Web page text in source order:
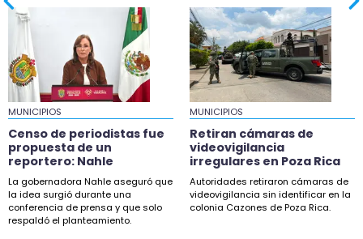
Un tesoro histórico espera a visitantes en el
puerto de Veracruz
3:56
10 años sin David: mamá acusa a sus amigos de
entregarlo a cártel
3:25
Asesinan a balazos a taxista tras ataque cerca
de su domicilio en Acayucan
1:00
Hallazgo prehispánico no frena
fraccionamiento en Coatepec
MUNICIPIOS
Censo de periodistas fue
propuesta de un
reportero: Nahle
La gobernadora Nahle aseguró que
la idea surgió durante una
conferencia de prensa y que solo
respaldó el planteamiento.
MUNICIPIOS
Retiran cámaras de
videovigilancia
irregulares en Poza Rica
Autoridades retiraron cámaras de
videovigilancia sin identificar en la
colonia Cazones de Poza Rica.